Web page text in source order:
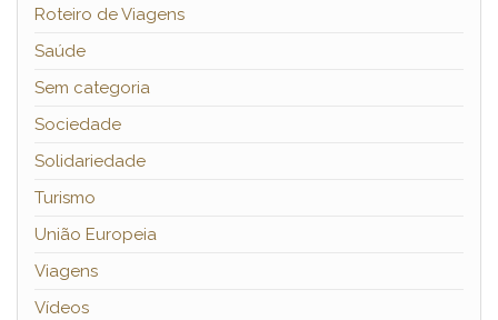
Roteiro de Viagens
Saúde
Sem categoria
Sociedade
Solidariedade
Turismo
União Europeia
Viagens
Vídeos